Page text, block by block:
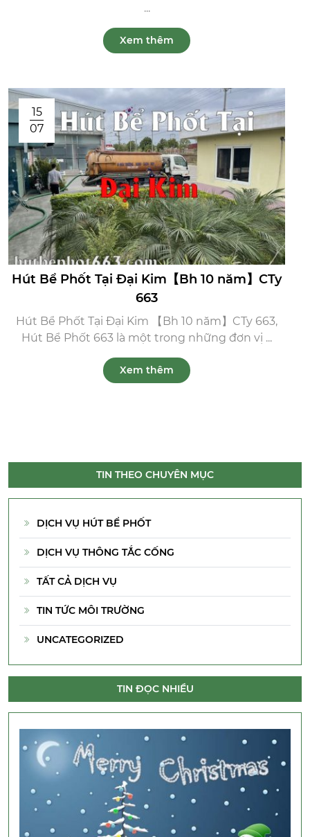
...
Xem thêm
15
07
Hút Bể Phốt Tại Đại Kim【Bh 10 năm】CTy
663
Hút Bể Phốt Tại Đại Kim 【Bh 10 năm】CTy 663,
Hút Bể Phốt 663 là một trong những đơn vị ...
Xem thêm
TIN THEO CHUYÊN MỤC
DỊCH VỤ HÚT BỂ PHỐT
DỊCH VỤ THÔNG TẮC CỐNG
TẤT CẢ DỊCH VỤ
TIN TỨC MÔI TRƯỜNG
UNCATEGORIZED
TIN ĐỌC NHIỀU